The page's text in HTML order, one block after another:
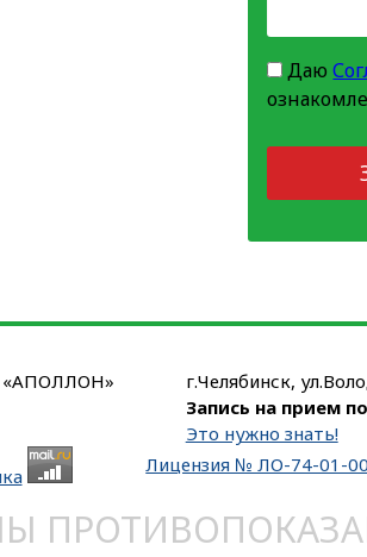
Даю
«АПОЛЛОН»
г.Челябинск,
Запись на прием
Это нужно знать!
Лицензия № ЛО-74-01-